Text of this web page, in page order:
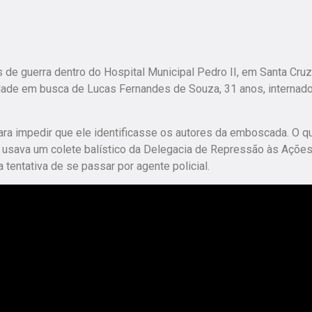
guerra dentro do Hospital Municipal Pedro II, em Santa
em busca de Lucas Fernandes de Souza, 31 anos, internado
impedir que ele identificasse os autores da emboscada. O
um colete balístico da Delegacia de Repressão às Ações
de se passar por agente policial.